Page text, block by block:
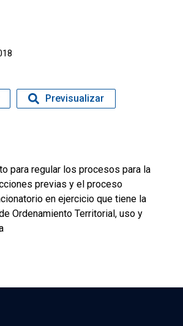
para regular los procesos para la
previas y el proceso
en ejercicio que tiene la
Ordenamiento Territorial, uso y
Previsualizar